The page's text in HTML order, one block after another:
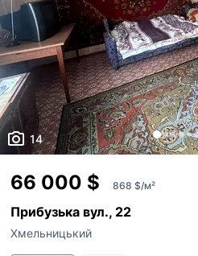
14
66 000 $ 868 $/м²
Прибузька вул., 22
Хмельницький